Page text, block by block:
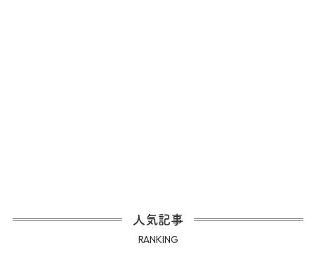
人気記事
RANKING